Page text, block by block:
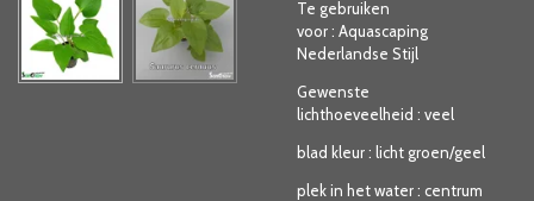
Te gebruiken
voor: Aquascaping
Nederlandse Stijl
Gewenste
lichthoeveelheid : veel
blad kleur: licht groen/geel
plek in het water: centrum